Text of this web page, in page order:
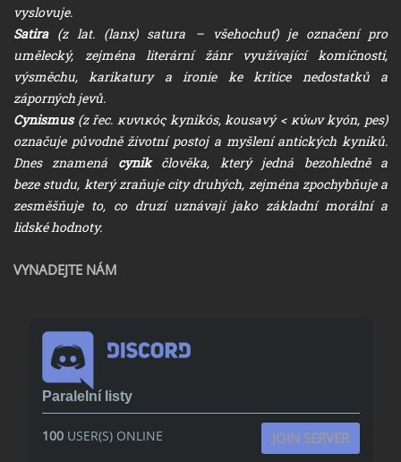
vyslovuje.
Satira(z lat. (lanx) satura – všehochuť) je označení pro
umělecký, zejména literární žánr využívající komičnosti,
výsměchu, karikatury a ironie ke kritice nedostatků a
záporných jevů.
Cynismus (z řec. κυνικός kynikós, kousavý < κύων kyón, pes)
označuje původně životní postoj a myšlení antických kyniků.
Dnes znamená cynikčlověka, který jedná bezohledně a
beze studu, který zraňuje city druhých, zejména zpochybňuje a
zesměšňuje to, co druzí uznávají jako základní morální a
lidské hodnoty.
VYNADEJTE NÁM
Paralelní listy
100USER(S) ONLINE JOIN SERVER